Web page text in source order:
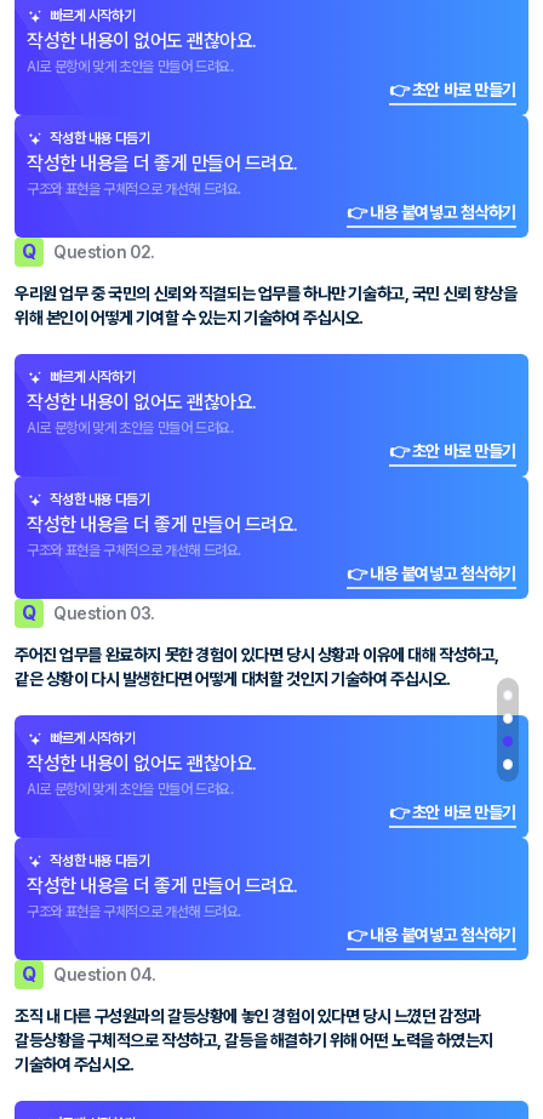
빠르게 시작하기
작성한 내용이 없어도 괜찮아요.
AI로 문항에 맞게 초안을 만들어 드려요.
👉 초안 바로 만들기
작성한 내용 다듬기
작성한 내용을 더 좋게 만들어 드려요.
구조와 표현을 구체적으로 개선해 드려요.
👉 내용 붙여넣고 첨삭하기
Q Question 02.
우리원 업무 중 국민의 신뢰와 직결되는 업무를 하나만 기술하고, 국민 신뢰 향상을
위해 본인이 어떻게 기여할 수 있는지 기술하여 주십시오.
빠르게 시작하기
작성한 내용이 없어도 괜찮아요.
AI로 문항에 맞게 초안을 만들어 드려요.
👉 초안 바로 만들기
작성한 내용 다듬기
작성한 내용을 더 좋게 만들어 드려요.
구조와 표현을 구체적으로 개선해 드려요.
👉 내용 붙여넣고 첨삭하기
Q Question 03.
주어진 업무를 완료하지 못한 경험이 있다면 당시 상황과 이유에 대해 작성하고,
같은 상황이 다시 발생한다면 어떻게 대처할 것인지 기술하여 주십시오.
빠르게 시작하기
작성한 내용이 없어도 괜찮아요.
AI로 문항에 맞게 초안을 만들어 드려요.
👉 초안 바로 만들기
작성한 내용 다듬기
작성한 내용을 더 좋게 만들어 드려요.
구조와 표현을 구체적으로 개선해 드려요.
👉 내용 붙여넣고 첨삭하기
Q Question 04.
조직 내 다른 구성원과의 갈등상황에 놓인 경험이 있다면 당시 느꼈던 감정과
갈등상황을 구체적으로 작성하고, 갈등을 해결하기 위해 어떤 노력을 하였는지
기술하여 주십시오.